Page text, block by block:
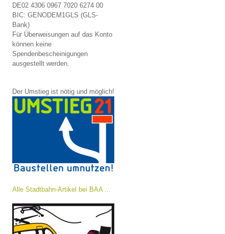
DE02 4306 0967 7020 6274 00
BIC: GENODEM1GLS (GLS-
Bank)
Für Überweisungen auf das Konto
können keine
Spendenbescheinigungen
ausgestellt werden.
Der Umstieg ist nötig und möglich!
Alle Stadtbahn-Artikel bei BAA ...